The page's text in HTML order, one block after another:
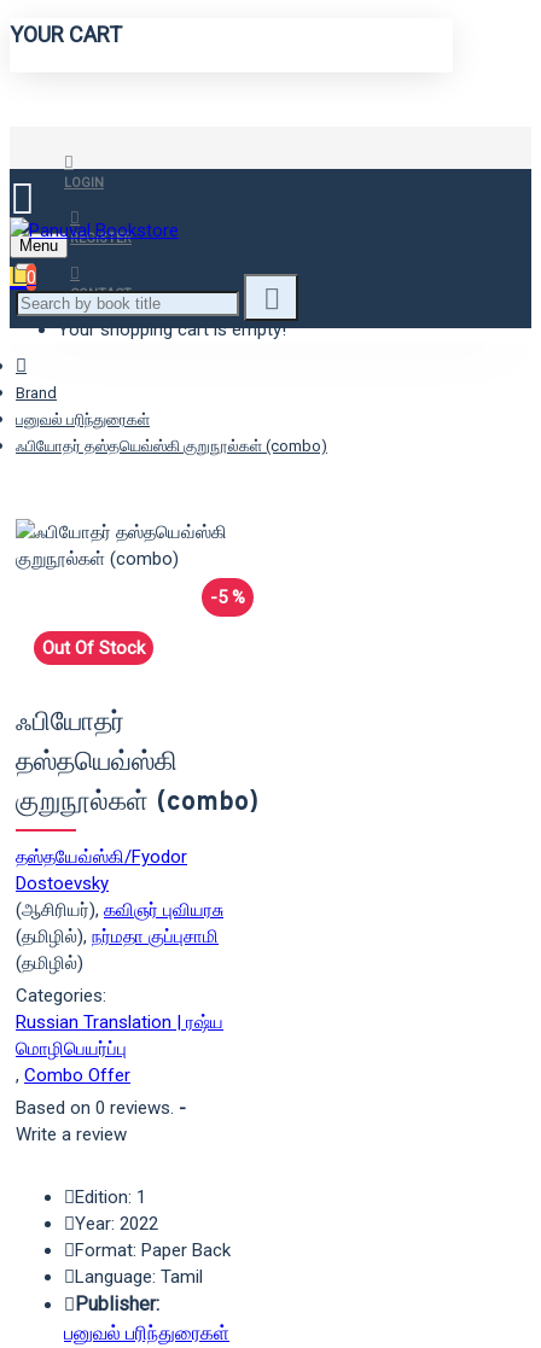
YOUR CART
LOGIN
REGISTER
CONTACT
Menu
0
Your shopping cart is empty!
Brand
பனுவல் பரிந்துரைகள்
ஃபியோதர் தஸ்தயெவ்ஸ்கி குறுநூல்கள் (combo)
-5 %
Out Of Stock
ஃபியோதர்
தஸ்தயெவ்ஸ்கி
குறுநூல்கள் (combo)
தஸ்தயேவ்ஸ்கி/Fyodor
Dostoevsky
(ஆசிரியர்), கவிஞர் புவியரசு
(தமிழில்), நர்மதா குப்புசாமி
(தமிழில்)
Categories:
Russian Translation | ரஷ்ய
மொழிபெயர்ப்பு
, Combo Offer
Based on 0 reviews. -
Write a review
Edition: 1
Year: 2022
Format: Paper Back
Language: Tamil
Publisher:
பனுவல் பரிந்துரைகள்